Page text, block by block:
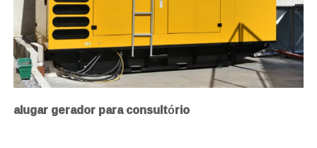
alugar gerador para consultório